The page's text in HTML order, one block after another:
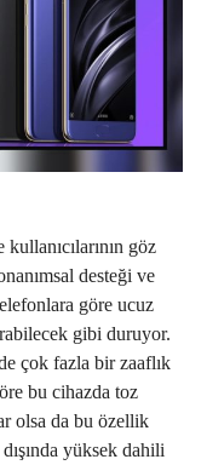
göz
desteği ve
göre ucuz
gibi duruyor.
çok fazla bir zaaflık
bu cihazda toz
olsa da bu özellik
yüksek dahili